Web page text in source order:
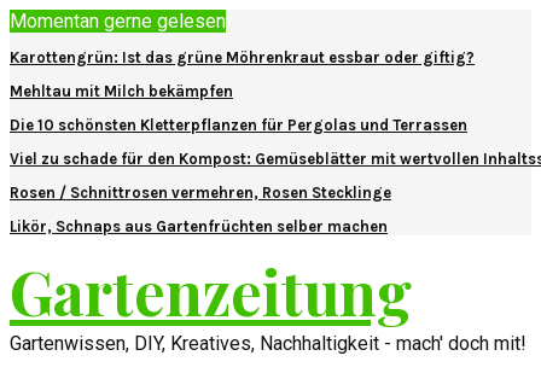
Momentan gerne gelesen
Karottengrün: Ist das grüne Möhrenkraut essbar oder giftig?
Mehltau mit Milch bekämpfen
Die 10 schönsten Kletterpflanzen für Pergolas und Terrassen
Viel zu schade für den Kompost: Gemüseblätter mit wertvollen
Rosen / Schnittrosen vermehren, Rosen Stecklinge
Likör, Schnaps aus Gartenfrüchten selber machen
Gartenzeitung
Gartenwissen, DIY, Kreatives, Nachhaltigkeit - mach' doch mit!